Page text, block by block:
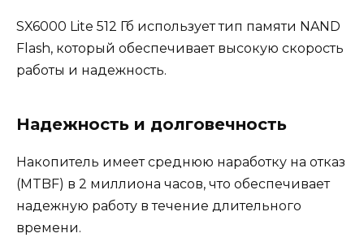
SX6000 Lite 512 Гб использует тип памяти NAND
Flash, который обеспечивает высокую скорость
работы и надежность.
Надежность и долговечность
Накопитель имеет среднюю наработку на отказ
(MTBF) в 2 миллиона часов, что обеспечивает
надежную работу в течение длительного
времени.